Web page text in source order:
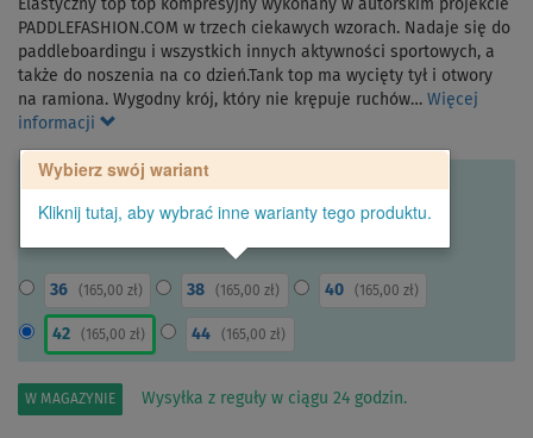
Elastyczny top top kompresyjny wykonany w autorskim projekcie
PADDLEFASHION.COM w trzech ciekawych wzorach. Nadaje się do
paddleboardingu i wszystkich innych aktywności sportowych, a
także do noszenia na co dzień.Tank top ma wycięty tył i otwory
na ramiona. Wygodny krój, który nie krępuje ruchów… Więcej
informacji
Wybierz swój wariant
Kliknij tutaj, aby wybrać inne warianty tego produktu.
36 ( 165,00 zł) 38 ( 165,00 zł) 40 ( 165,00 zł)
42 ( 165,00 zł) 44 ( 165,00 zł)
W MAGAZYNIE Wysyłka z reguły w ciągu 24 godzin.